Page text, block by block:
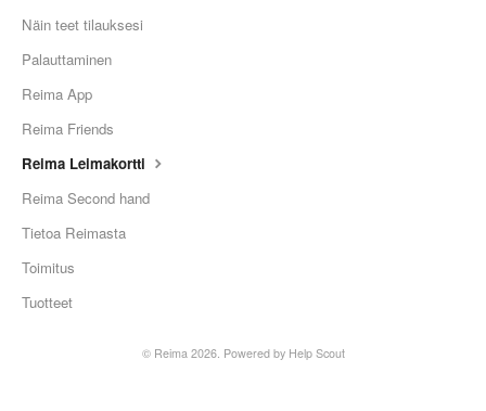
Näin teet tilauksesi
Palauttaminen
Reima App
Reima Friends
Reima Leimakortti
Reima Second hand
Tietoa Reimasta
Toimitus
Tuotteet
© Reima2026. Powered by Help Scout